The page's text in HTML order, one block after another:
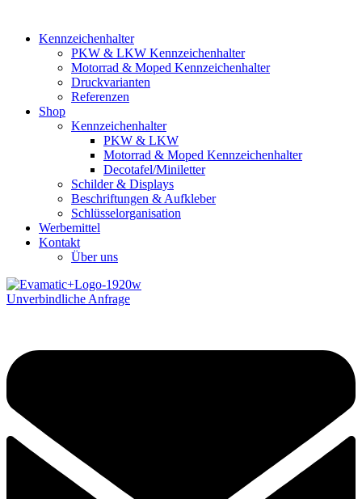
Kennzeichenhalter
PKW & LKW Kennzeichenhalter
Motorrad & Moped Kennzeichenhalter
Druckvarianten
Referenzen
Shop
Kennzeichenhalter
PKW & LKW
Motorrad & Moped Kennzeichenhalter
Decotafel/Miniletter
Schilder & Displays
Beschriftungen & Aufkleber
Schlüsselorganisation
Werbemittel
Kontakt
Über uns
Unverbindliche Anfrage